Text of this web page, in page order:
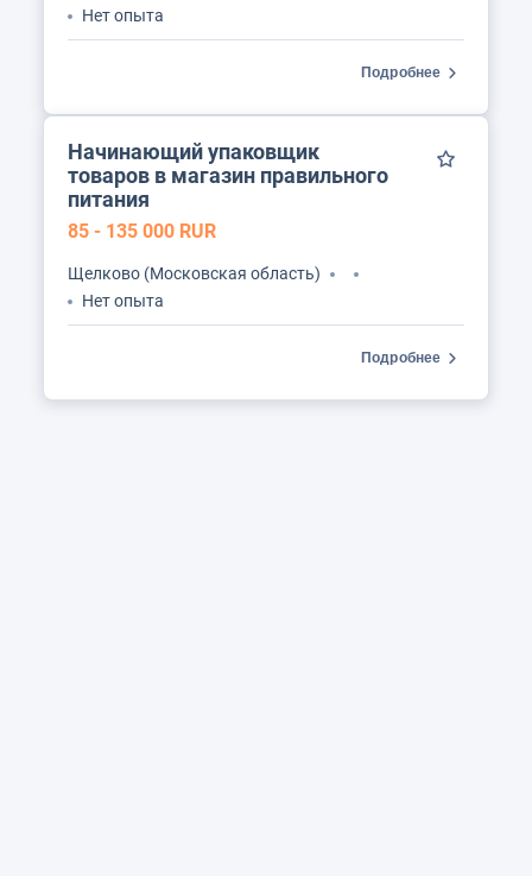
Нет опыта
Подробнее
Начинающий упаковщик
товаров в магазин правильного
питания
85 - 135 000 RUR
Щелково (Московская область)
Нет опыта
Подробнее